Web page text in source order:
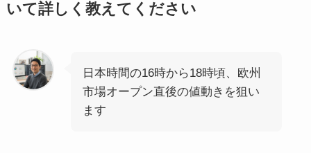
いて詳しく教えてください
日本時間の16時から18時頃、欧州
市場オープン直後の値動きを狙い
ます